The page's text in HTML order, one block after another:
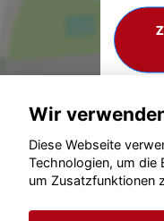
©
Wir
Diese Webseite
Technologien, um die
um Zusatzfunktionen